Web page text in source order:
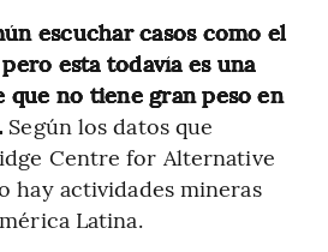
escuchar casos como el
esta todavía es una
no tiene gran peso en
Según los datos que
Centre for Alternative
hay actividades mineras
Latina.